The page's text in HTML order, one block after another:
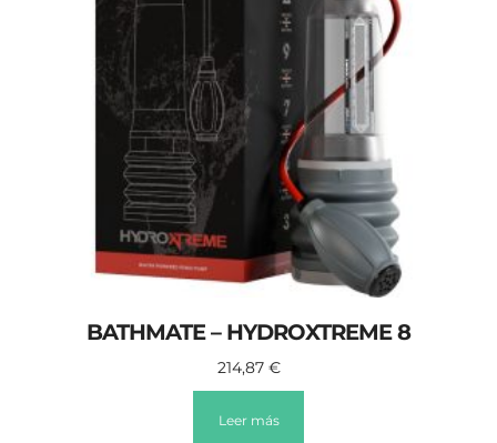
BATHMATE – HYDROXTREME 8
214,87 €
Leer más